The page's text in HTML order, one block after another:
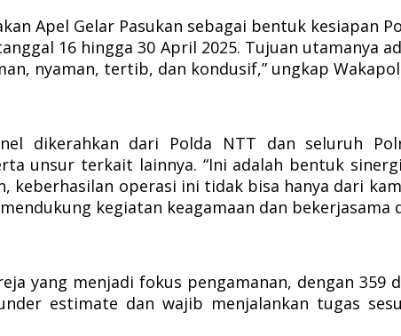
Apel Gelar Pasukan sebagai bentuk kesiapan
16 hingga 30 April 2025. Tujuan utamanya
nyaman, tertib, dan kondusif,” ungkap
dikerahkan dari Polda NTT dan seluruh
unsur terkait lainnya. “Ini adalah bentuk
keberhasilan operasi ini tidak bisa hanya dari
kegiatan keagamaan dan bekerjasama
yang menjadi fokus pengamanan, dengan
estimate dan wajib menjalankan tugas